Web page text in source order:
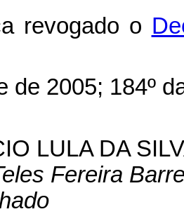
revogado o
de 2005; 184º
LULA DA
Fereira